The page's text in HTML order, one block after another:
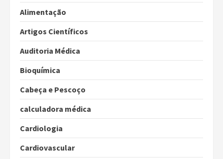
Alimentação
Artigos Científicos
Auditoria Médica
Bioquímica
Cabeça e Pescoço
calculadora médica
Cardiologia
Cardiovascular